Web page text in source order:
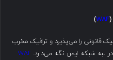
(
WAF
)
قانونی را می‌پذیرد و ترافیک مخرب
لبه شبکه ایمن نگه می‌دارد. WAF